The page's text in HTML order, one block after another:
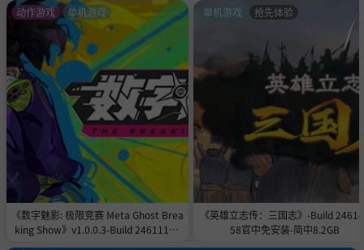
《数字魅影: 极限竞赛 Meta Ghost Brea
king Show》v1.0.0.3-Build 24611102
动作游戏 单机游戏
《英雄立志传：三国志》-Build
58官中免安装-简中8.2GB
单机游戏 抢先体验